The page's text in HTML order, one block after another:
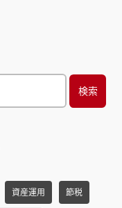
資産運用 節税